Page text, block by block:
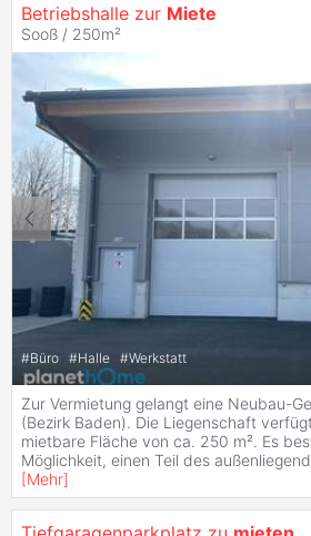
Betriebshalle zur Miete
Sooß / 250m²
#Büro #Halle #Werkstatt
Zur Vermietung gelangt eine Neubau-
(Bezirk Baden). Die Liegenschaft
mietbare Fläche von ca. 250 m². Es
Möglichkeit, einen Teil des
[Mehr]